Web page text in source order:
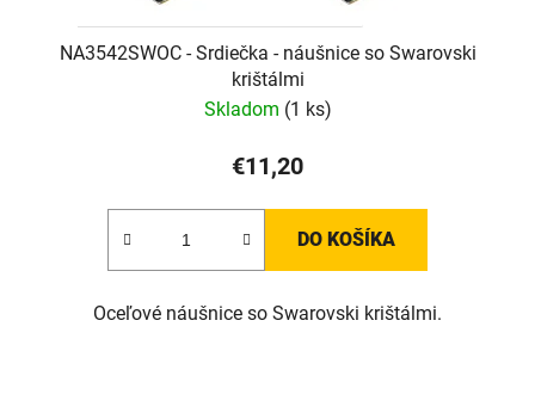
NA3542SWOC - Srdiečka - náušnice so Swarovski
krištálmi
Skladom (1 ks)
€11,20
DO KOŠÍKA
Oceľové náušnice so Swarovski krištálmi.